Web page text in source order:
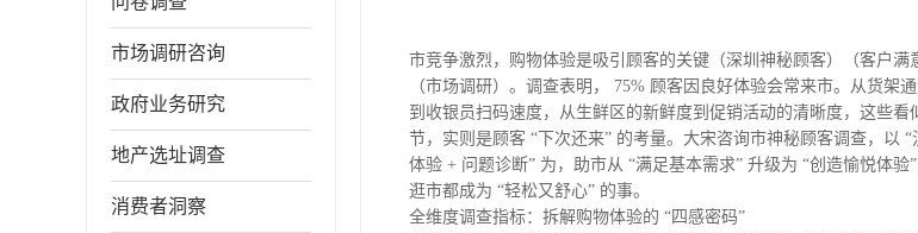
市场调研咨询
政府业务研究
地产选址调查
消费者洞察
市竞争激烈，购物体验是吸引顾客的关键（深圳神秘顾客）（客户满
（市场调研）。调查表明， 75% 顾客因良好体验会常来市。从货架
到收银员扫码速度，从生鲜区的新鲜度到促销活动的清晰度，这些看
节，实则是顾客 “下次还来” 的考量。大宋咨询市神秘顾客调查，以 “
体验 + 问题诊断” 为，助市从 “满足基本需求” 升级为 “创造愉悦体验
逛市都成为 “轻松又舒心” 的事。
全维度调查指标：拆解购物体验的 “四感密码”